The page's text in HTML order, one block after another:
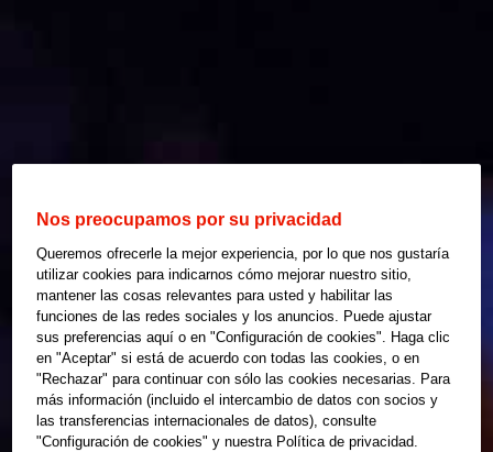
Nos preocupamos por su privacidad
Queremos ofrecerle la mejor experiencia, por lo que nos gustaría
utilizar cookies para indicarnos cómo mejorar nuestro sitio,
mantener las cosas relevantes para usted y habilitar las
funciones de las redes sociales y los anuncios. Puede ajustar
sus preferencias aquí o en "Configuración de cookies". Haga clic
en "Aceptar" si está de acuerdo con todas las cookies, o en
"Rechazar" para continuar con sólo las cookies necesarias. Para
más información (incluido el intercambio de datos con socios y
las transferencias internacionales de datos), consulte
"Configuración de cookies" y nuestra Política de privacidad.